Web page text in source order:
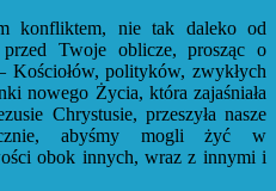
konfliktem, nie tak daleko od
Twoje oblicze, prosząc o
Kościołów, polityków, zwykłych
nowego Życia, która zajaśniała
Chrystusie, przeszyła nasze
abyśmy mogli żyć w
obok innych, wraz z innymi i